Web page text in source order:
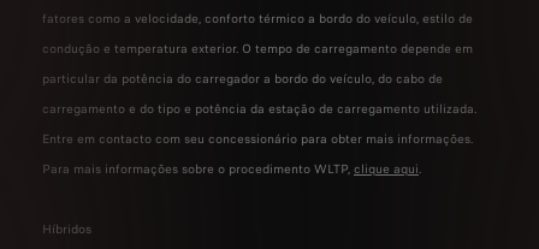
fatores como a velocidade, conforto térmico a bordo do veículo, estilo de
condução e temperatura exterior. O tempo de carregamento depende em
particular da potência do carregador a bordo do veículo, do cabo de
carregamento e do tipo e potência da estação de carregamento utilizada.
Entre em contacto com seu concessionário para obter mais informações.
Para mais informações sobre o procedimento WLTP, clique aqui.
Híbridos